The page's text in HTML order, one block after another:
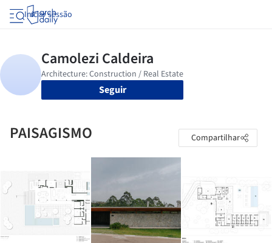
Iniciar sessão
Seguir
PAISAGISMO Compartilhar